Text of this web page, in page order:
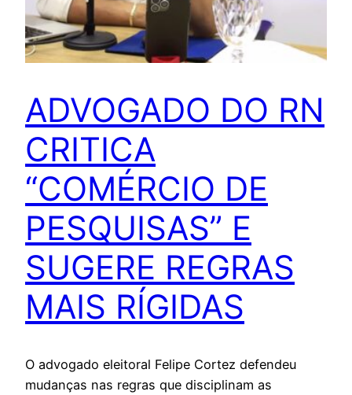
ADVOGADO DO RN
CRITICA
“COMÉRCIO DE
PESQUISAS” E
SUGERE REGRAS
MAIS RÍGIDAS
O advogado eleitoral Felipe Cortez defendeu
mudanças nas regras que disciplinam as